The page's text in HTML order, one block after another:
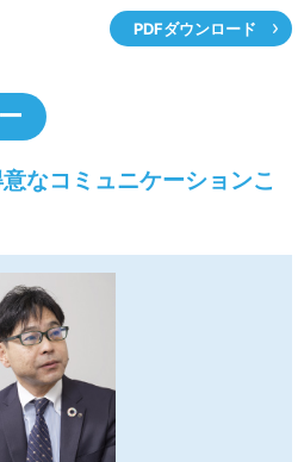
載月毎記事
トカレンダー
イトマップ
PDFダウンロード
なコミュニケーションこ